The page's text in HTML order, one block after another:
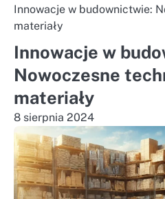
Innowacje w budownictwie:
materiały
Innowacje w
Nowoczesne
materiały
8 sierpnia 2024